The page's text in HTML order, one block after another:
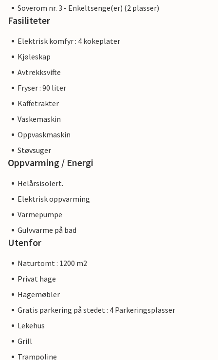
Soverom nr. 3 - Enkeltsenge(er) (2 plasser)
Fasiliteter
Elektrisk komfyr : 4 kokeplater
Kjøleskap
Avtrekksvifte
Fryser : 90 liter
Kaffetrakter
Vaskemaskin
Oppvaskmaskin
Støvsuger
Oppvarming / Energi
Helårsisolert.
Elektrisk oppvarming
Varmepumpe
Gulvvarme på bad
Utenfor
Naturtomt : 1200 m2
Privat hage
Hagemøbler
Gratis parkering på stedet : 4 Parkeringsplasser
Lekehus
Grill
Trampoline